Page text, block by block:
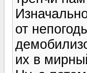
от
их в